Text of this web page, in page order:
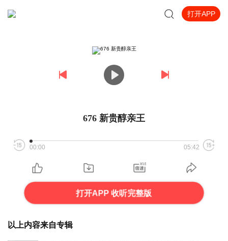
打开APP
676 新贵醇亲王
00:00 05:42
打开APP 收听完整版
以上内容来自专辑